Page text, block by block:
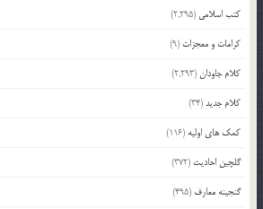
کتب اسلامی (2,295)
کرامات و معجزات (9)
کلام جاودان(2,293)
کلام جدید(34)
کمک های اولیه (116)
گلچین احادیث (372)
گنجینه معارف (495)